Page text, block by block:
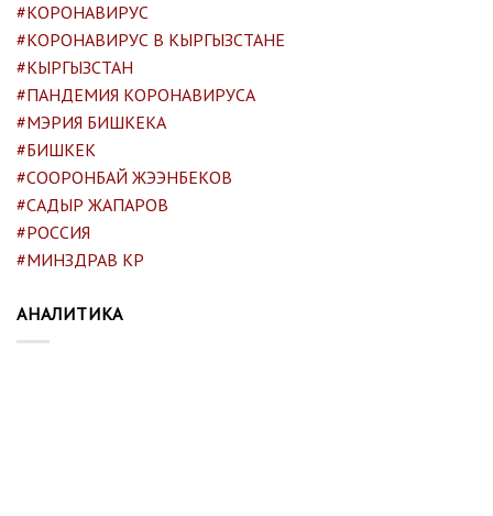
#КОРОНАВИРУС
#КОРОНАВИРУС В КЫРГЫЗСТАНЕ
#КЫРГЫЗСТАН
#ПАНДЕМИЯ КОРОНАВИРУСА
#МЭРИЯ БИШКЕКА
#БИШКЕК
#СООРОНБАЙ ЖЭЭНБЕКОВ
#САДЫР ЖАПАРОВ
#РОССИЯ
#МИНЗДРАВ КР
АНАЛИТИКА